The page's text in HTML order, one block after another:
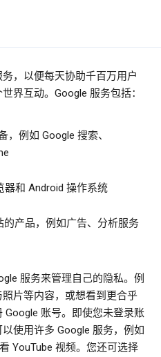
，以便每天协助千百万用户
界互动。Google 服务包括：
，例如 Google 搜索、
器和 Android 操作系统
产品，例如广告、分析服务
服务来管理自己的隐私。例
片等内容，或想看到更合乎
Google 账号。即使您未登录账
使用许多 Google 服务，例如
YouTube 视频。您还可选择